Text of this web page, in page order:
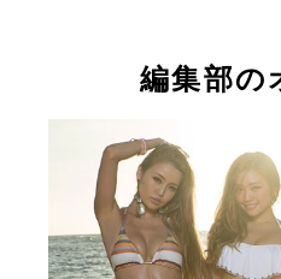
編集部の